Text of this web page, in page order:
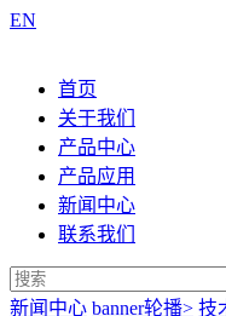
EN
首页
关于我们
产品中心
产品应用
新闻中心
联系我们
新闻中心 banner轮播> 技